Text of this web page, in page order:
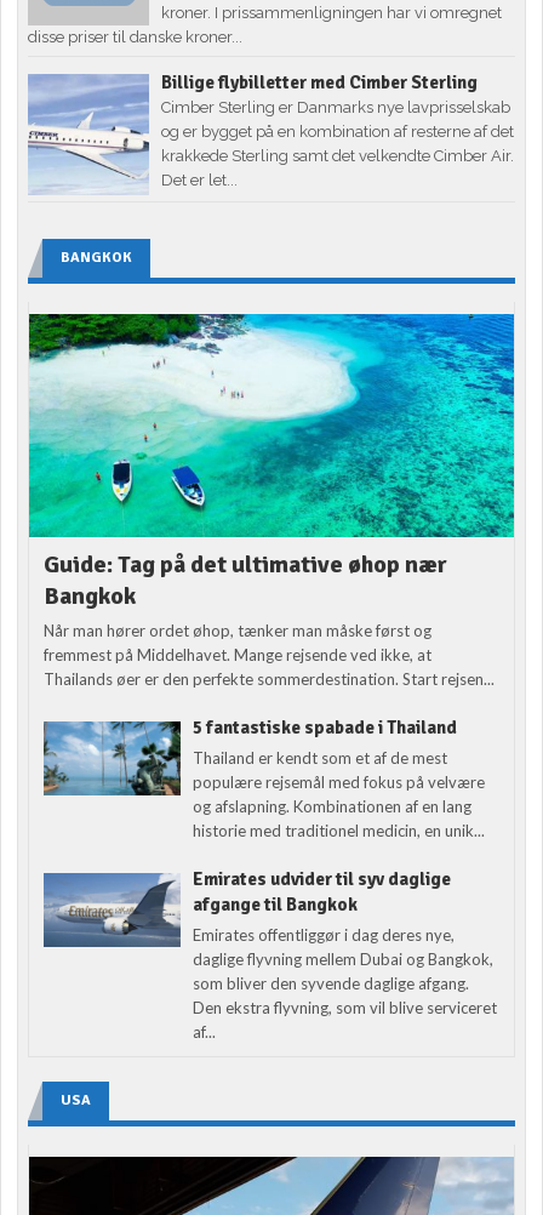
kroner. I prissammenligningen har vi omregnet
disse priser til danske kroner...
Billige flybilletter med Cimber Sterling
Cimber Sterling er Danmarks nye lavprisselskab
og er bygget på en kombination af resterne af det
krakkede Sterling samt det velkendte Cimber Air.
Det er let...
BANGKOK
Guide: Tag på det ultimative øhop nær
Bangkok
Når man hører ordet øhop, tænker man måske først og
fremmest på Middelhavet. Mange rejsende ved ikke, at
Thailands øer er den perfekte sommerdestination. Start rejsen...
5 fantastiske spabade i Thailand
Thailand er kendt som et af de mest
populære rejsemål med fokus på velvære
og afslapning. Kombinationen af en lang
historie med traditionel medicin, en unik...
Emirates udvider til syv daglige
afgange til Bangkok
Emirates offentliggør i dag deres nye,
daglige flyvning mellem Dubai og Bangkok,
som bliver den syvende daglige afgang.
Den ekstra flyvning, som vil blive serviceret
af...
USA